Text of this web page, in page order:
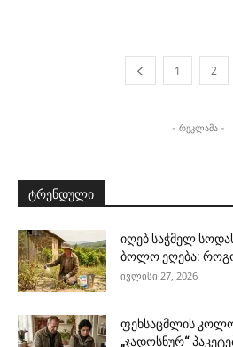
1 2
- რეკლამა -
ტრენდული
იღებ საჭმელ
ბოლო ეღება:
ივლისი 27, 2026
ფეხსაცმლის
„ჯადოსნურ“